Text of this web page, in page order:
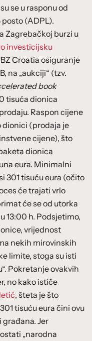
se u rasponu od
posto (ADPL).
Zagrebačkoj burzi u
investicijsku
Croatia osiguranje
na „aukciji“ (tzv.
book
tisuća dionica
Raspon cijene
dionici (prodaja je
cijene), što
dionica
eura. Minimalni
301 tisuću eura (očito
će trajati vrlo
će se od utorka
13:00 h. Podsjetimo,
vrijednost
nekih mirovinskih
limite, stoga su isti
Pokretanje ovakvih
no kako ističe
, šteta je što
tisuću eura čini ovu
Jer
„narodna